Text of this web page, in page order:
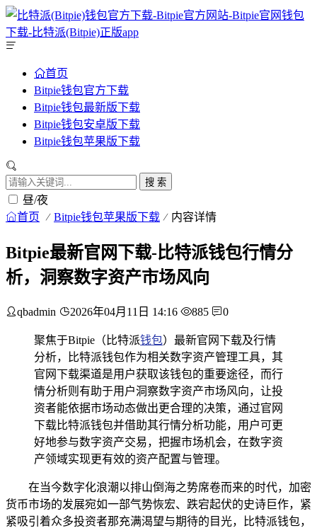
首页
Bitpie钱包官方下载
Bitpie钱包最新版下载
Bitpie钱包安卓版下载
Bitpie钱包苹果版下载
搜 索
昼/夜
首页 Bitpie钱包苹果版下载 内容详情
Bitpie最新官网下载-比特派钱包行情分
析，洞察数字资产市场风向
qbadmin 2026年04月11日 14:16 885 0
聚焦于Bitpie（比特派钱包）最新官网下载及行情
分析，比特派钱包作为相关数字资产管理工具，其
官网下载渠道是用户获取该钱包的重要途径，而行
情分析则有助于用户洞察数字资产市场风向，让投
资者能依据市场动态做出更合理的决策，通过官网
下载比特派钱包并借助其行情分析功能，用户可更
好地参与数字资产交易，把握市场机会，在数字资
产领域实现更有效的资产配置与管理。
在当今数字化浪潮以排山倒海之势席卷而来的时代，加密
货币市场的发展宛如一部气势恢宏、跌宕起伏的史诗巨作，紧
紧吸引着众多投资者那充满渴望与期待的目光，比特派钱包，